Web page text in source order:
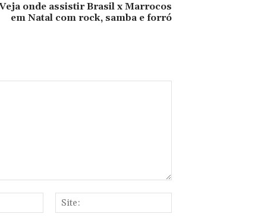
onde assistir Brasil x Marrocos
em Natal com rock, samba e forró
mail:*